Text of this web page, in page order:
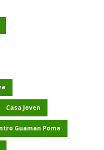
Casa Joven
Guaman Poma